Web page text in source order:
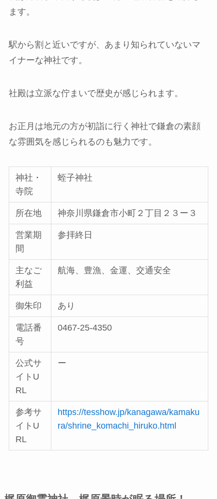
ます。
駅から割と近いですが、あまり知られていないマ
イナーな神社です。
社殿は立派な佇まいで歴史が感じられます。
お正月は地元の方が初詣に行く神社で鎌倉の素顔
な雰囲気を感じられるのも魅力です。
神社・
寺院
蛭子神社
所在地 神奈川県鎌倉市小町２丁目２３ー３
営業期
間
参拝終日
主なご
利益
航海、豊漁、金運、交通安全
御朱印 あり
電話番
号
0467-25-4350
公式サ
イトU
RL
ー
参考サ
イトU
RL
https://tesshow.jp/kanagawa/kamaku
ra/shrine_komachi_hiruko.html